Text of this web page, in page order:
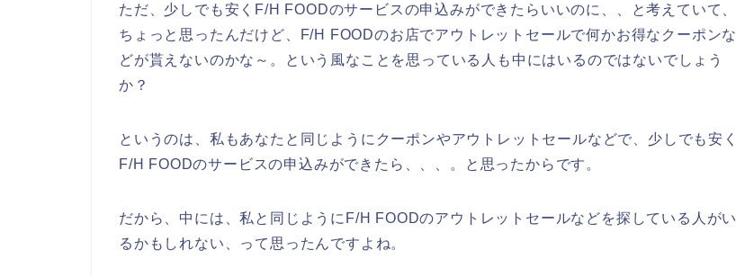
ただ、少しでも安くF/H FOODのサービスの申込みができたらいいのに、、と考えていて、
ちょっと思ったんだけど、F/H FOODのお店でアウトレットセールで何かお得なクーポンな
どが貰えないのかな～。という風なことを思っている人も中にはいるのではないでしょう
か？
というのは、私もあなたと同じようにクーポンやアウトレットセールなどで、少しでも安く
F/H FOODのサービスの申込みができたら、、、。と思ったからです。
だから、中には、私と同じようにF/H FOODのアウトレットセールなどを探している人がい
るかもしれない、って思ったんですよね。